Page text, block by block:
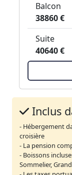
Balcon
38860 €
Suite
40640 €
Inclus
- Hébergement
croisière
- La pension
- Boissons
Sommelier,